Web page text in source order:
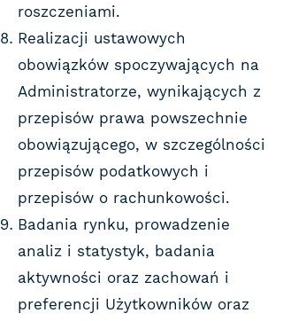
roszczeniami.
Realizacji ustawowych
obowiązków spoczywających na
Administratorze, wynikających z
przepisów prawa powszechnie
obowiązującego, w szczególności
przepisów podatkowych i
przepisów o rachunkowości.
Badania rynku, prowadzenie
analiz i statystyk, badania
aktywności oraz zachowań i
preferencji Użytkowników oraz